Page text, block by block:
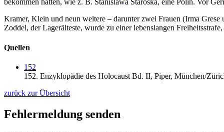
bekommen hatten, wie z. B. Stanislawa Staroska, eine Polin. Vor
Kramer, Klein und neun weitere – darunter zwei Frauen (Irma
Zoddel, der Lagerälteste, wurde zu einer lebenslangen
Quellen
152
152. Enzyklopädie des Holocaust Bd. II, Piper, München/
zurück zur Übersicht
Fehlermeldung senden